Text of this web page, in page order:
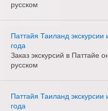
русском
Паттайя Таиланд
года
Заказ экскурсий в Паттайе
русском
Паттайя Таиланд
года